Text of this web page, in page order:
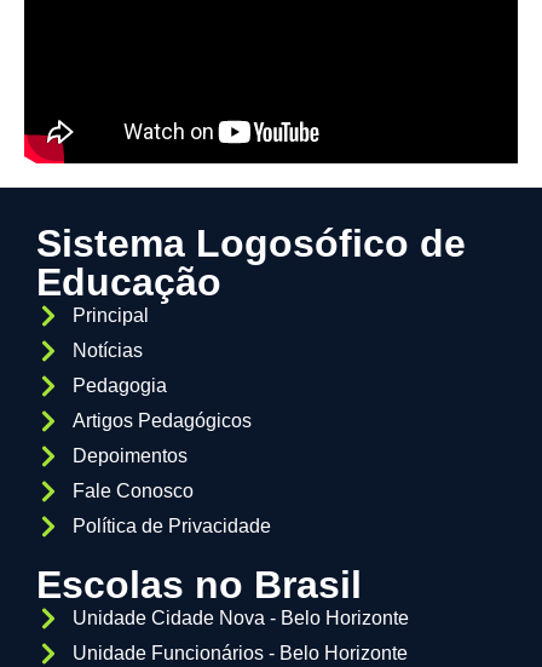
Sistema Logosófico de
Educação
Principal
Notícias
Pedagogia
Artigos Pedagógicos
Depoimentos
Fale Conosco
Política de Privacidade
Escolas no Brasil
Unidade Cidade Nova - Belo Horizonte
Unidade Funcionários - Belo Horizonte